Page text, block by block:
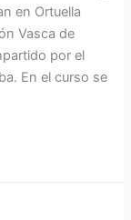
en Ortuella
Vasca de
por el
En el curso se